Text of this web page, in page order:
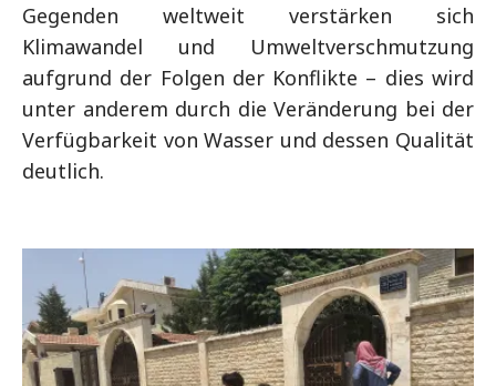
Gegenden weltweit verstärken sich
Klimawandel und Umweltverschmutzung
aufgrund der Folgen der Konflikte – dies wird
unter anderem durch die Veränderung bei der
Verfügbarkeit von Wasser und dessen Qualität
deutlich.